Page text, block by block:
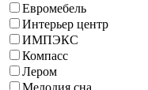
Евромебель
Интерьер центр
ИМПЭКС
Компасс
Лером
Мелодия сна